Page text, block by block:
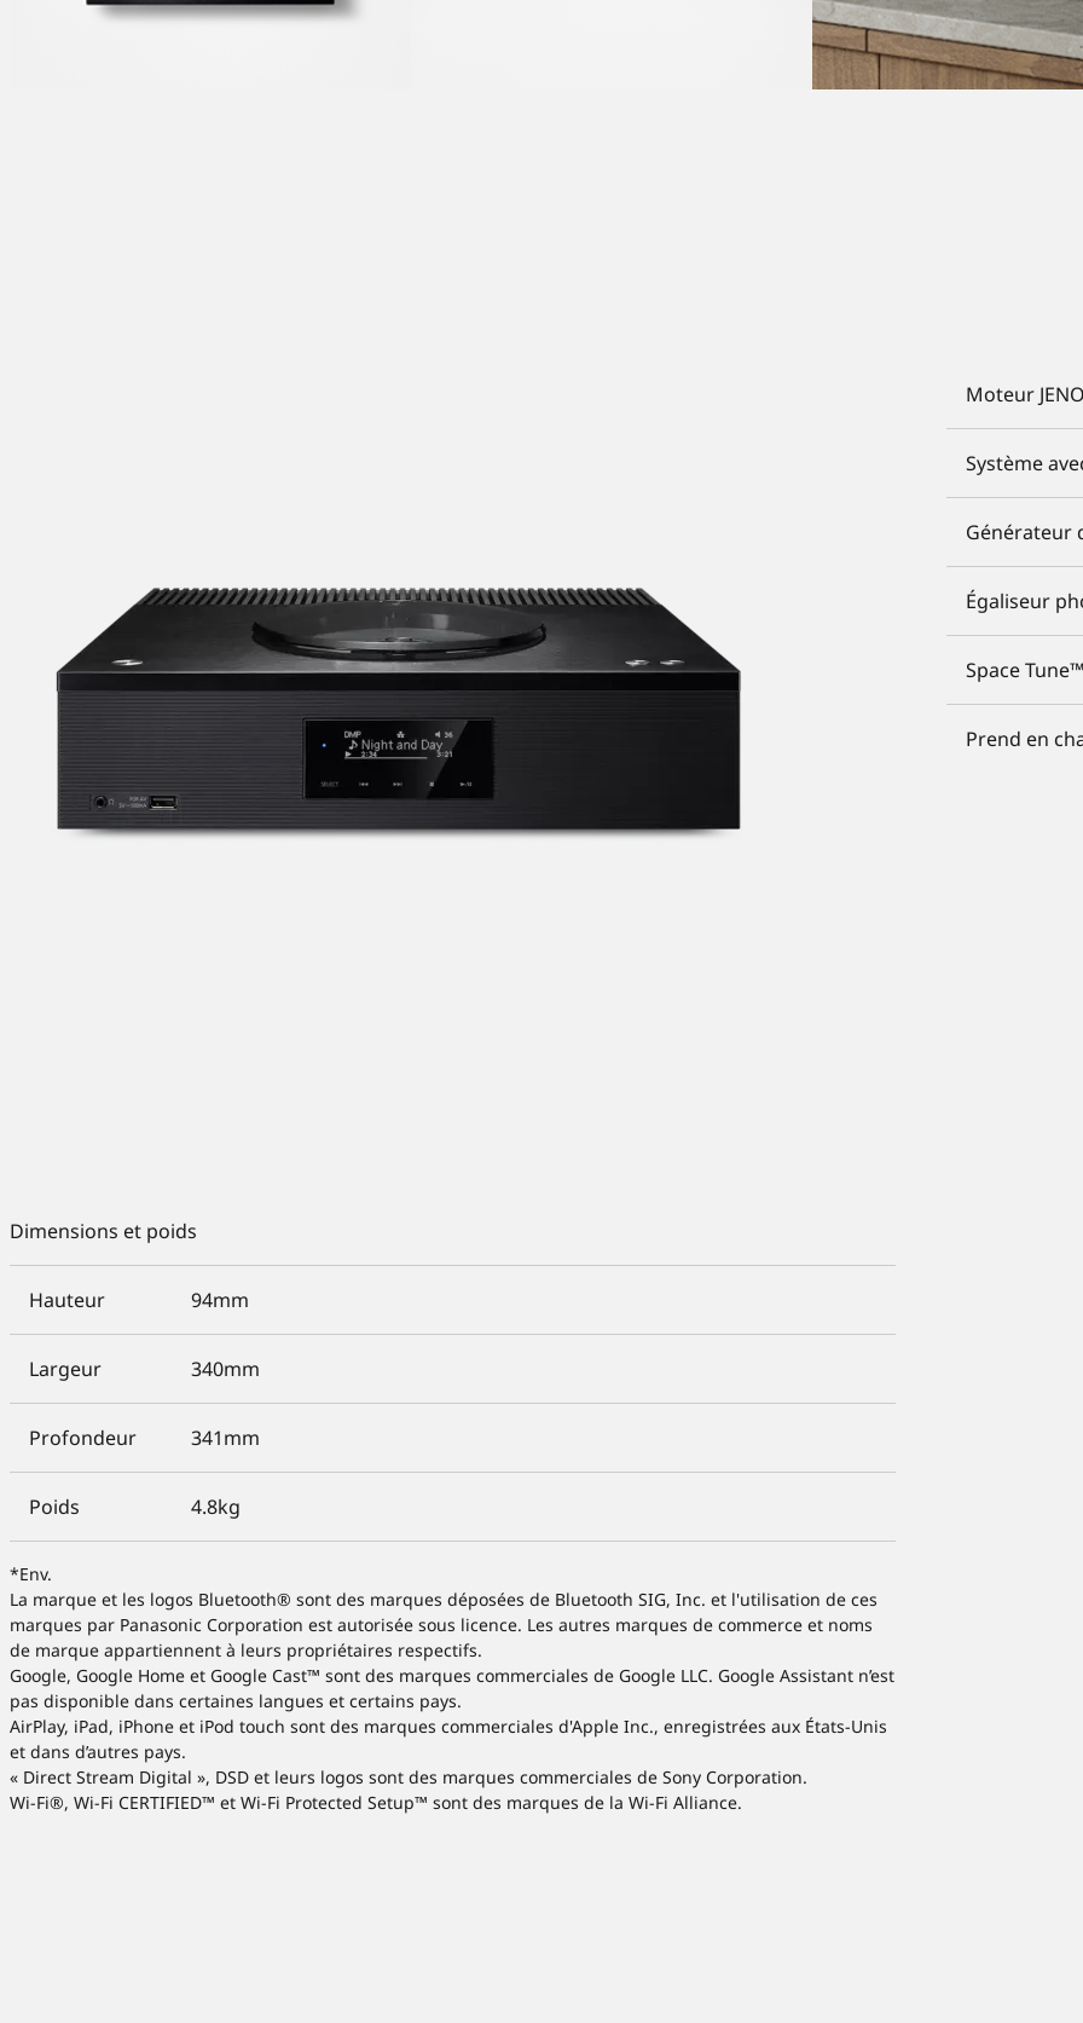
Dimensions et poids
Hauteur 94mm
Largeur 340mm
Profondeur 341mm
Poids 4.8kg
*Env.
La marque et les logos Bluetooth® sont des marques déposées de Bluetooth SIG, Inc. et l'utilisation de ces
marques par Panasonic Corporation est autorisée sous licence. Les autres marques de commerce et noms
de marque appartiennent à leurs propriétaires respectifs.
Google, Google Home et Google Cast™ sont des marques commerciales de Google LLC. Google Assistant n’est
pas disponible dans certaines langues et certains pays.
AirPlay, iPad, iPhone et iPod touch sont des marques commerciales d'Apple Inc., enregistrées aux États-Unis
et dans d’autres pays.
« Direct Stream Digital », DSD et leurs logos sont des marques commerciales de Sony Corporation.
Wi-Fi®, Wi-Fi CERTIFIED™ et Wi-Fi Protected Setup™ sont des marques de la Wi-Fi Alliance.
Moteur
Système
Générateur
Égaliseur
Space Tune™
Prend en